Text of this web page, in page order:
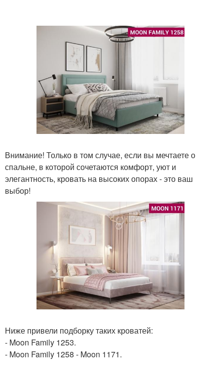
Внимание! Только в том случае, если вы мечтаете о
спальне, в которой сочетаются комфорт, уют и
элегантность, кровать на высоких опорах - это ваш
выбор!
Ниже привели подборку таких кроватей:
- Moon Family 1253.
- Moon Family 1258 - Moon 1171.